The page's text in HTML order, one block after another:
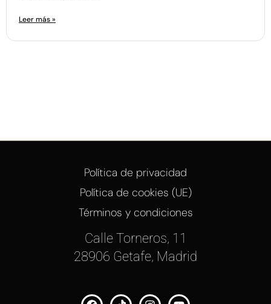
Leer más »
Calle Torneros, 11
28906 Getafe, Madrid
Política de privacidad
Política de cookies (UE)
Términos y condiciones